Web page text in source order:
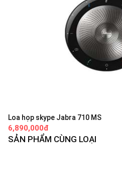
Loa họp skype Jabra 710 MS
6,890,000đ
SẢN PHẨM CÙNG LOẠI